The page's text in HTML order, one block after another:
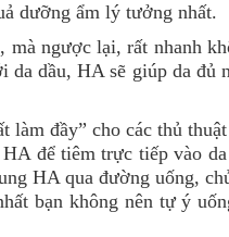
dưỡng ẩm lý tưởng nhất.
ngược lại, rất nhanh
da dầu, HA sẽ giúp da đủ
đầy” cho các thủ
để tiêm trực tiếp vào
HA qua đường uống,
bạn không nên tự ý